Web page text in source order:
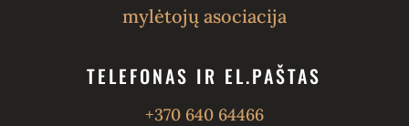
mylėtojų asociacija
TELEFONAS IR EL.PAŠTAS
+370 640 64466